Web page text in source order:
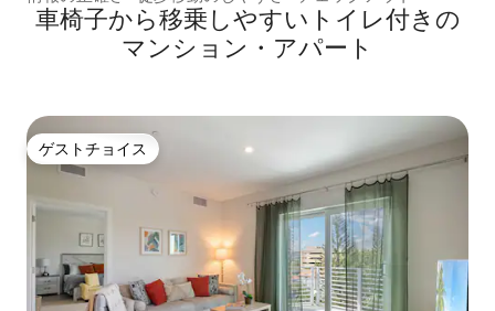
車椅子から移乗しやすいトイレ付きの
マンション・アパート
ゲストチョイス
ゲストチョイス